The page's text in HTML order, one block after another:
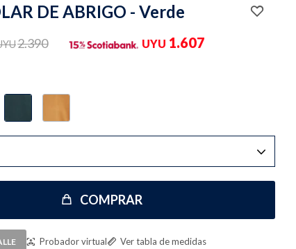
DE ABRIGO - Verde
2.390 UYU 1.607
COMPRAR
Probador virtual
Ver tabla de medidas